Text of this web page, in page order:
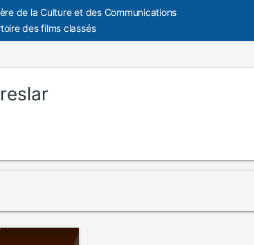
de la Culture et des Communications
des films classés